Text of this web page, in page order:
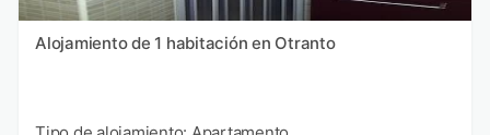
Alojamiento de 1 habitación en Otranto